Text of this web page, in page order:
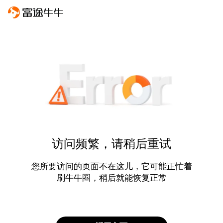
访问频繁，请稍后重试
您所要访问的页面不在这儿，它可能正忙着
刷牛牛圈，稍后就能恢复正常